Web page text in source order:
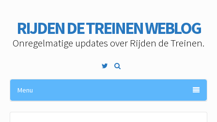
RIJDEN DE TREINEN WEBLOG
Onregelmatige updates over Rijden de Treinen.
Twitter
Menu